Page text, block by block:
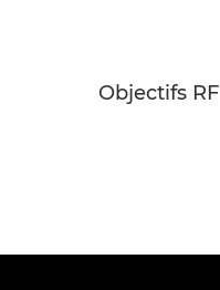
Objectifs RF